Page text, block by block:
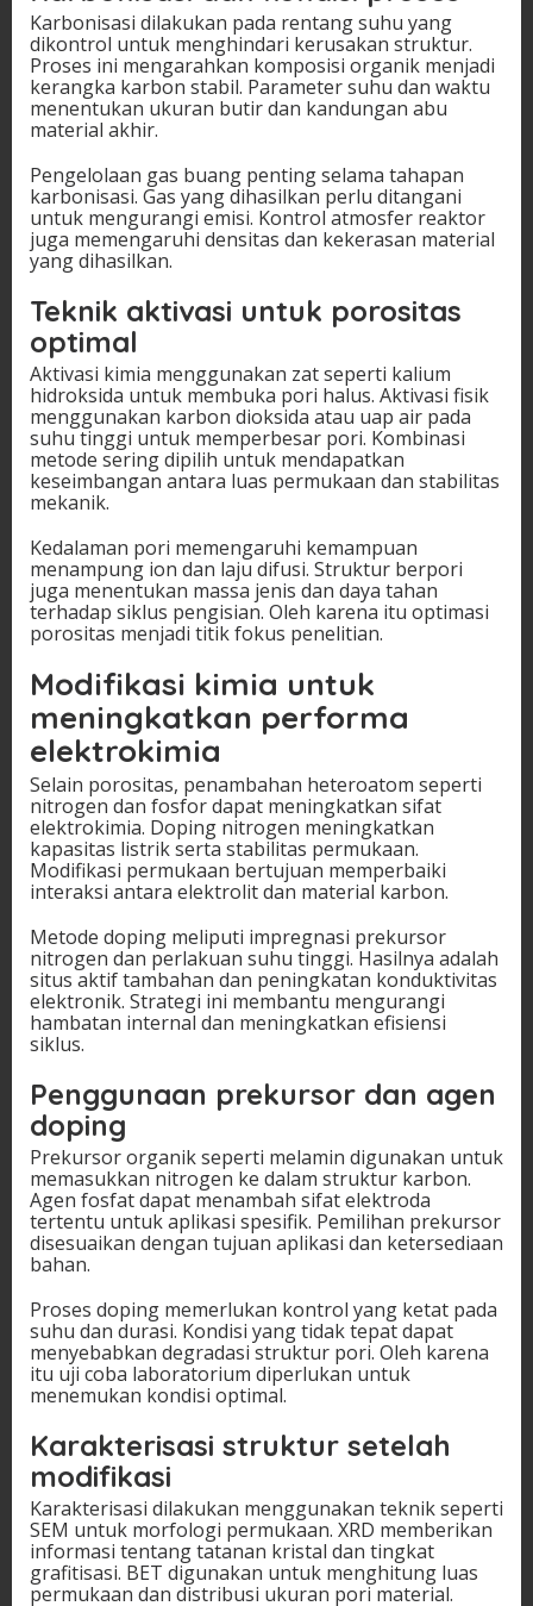
Karbonisasi dilakukan pada rentang suhu yang
dikontrol untuk menghindari kerusakan struktur.
Proses ini mengarahkan komposisi organik menjadi
kerangka karbon stabil. Parameter suhu dan waktu
menentukan ukuran butir dan kandungan abu
material akhir.
Pengelolaan gas buang penting selama tahapan
karbonisasi. Gas yang dihasilkan perlu ditangani
untuk mengurangi emisi. Kontrol atmosfer reaktor
juga memengaruhi densitas dan kekerasan material
yang dihasilkan.
Teknik aktivasi untuk porositas
optimal
Aktivasi kimia menggunakan zat seperti kalium
hidroksida untuk membuka pori halus. Aktivasi fisik
menggunakan karbon dioksida atau uap air pada
suhu tinggi untuk memperbesar pori. Kombinasi
metode sering dipilih untuk mendapatkan
keseimbangan antara luas permukaan dan stabilitas
mekanik.
Kedalaman pori memengaruhi kemampuan
menampung ion dan laju difusi. Struktur berpori
juga menentukan massa jenis dan daya tahan
terhadap siklus pengisian. Oleh karena itu optimasi
porositas menjadi titik fokus penelitian.
Modifikasi kimia untuk
meningkatkan performa
elektrokimia
Selain porositas, penambahan heteroatom seperti
nitrogen dan fosfor dapat meningkatkan sifat
elektrokimia. Doping nitrogen meningkatkan
kapasitas listrik serta stabilitas permukaan.
Modifikasi permukaan bertujuan memperbaiki
interaksi antara elektrolit dan material karbon.
Metode doping meliputi impregnasi prekursor
nitrogen dan perlakuan suhu tinggi. Hasilnya adalah
situs aktif tambahan dan peningkatan konduktivitas
elektronik. Strategi ini membantu mengurangi
hambatan internal dan meningkatkan efisiensi
siklus.
Penggunaan prekursor dan agen
doping
Prekursor organik seperti melamin digunakan untuk
memasukkan nitrogen ke dalam struktur karbon.
Agen fosfat dapat menambah sifat elektroda
tertentu untuk aplikasi spesifik. Pemilihan prekursor
disesuaikan dengan tujuan aplikasi dan ketersediaan
bahan.
Proses doping memerlukan kontrol yang ketat pada
suhu dan durasi. Kondisi yang tidak tepat dapat
menyebabkan degradasi struktur pori. Oleh karena
itu uji coba laboratorium diperlukan untuk
menemukan kondisi optimal.
Karakterisasi struktur setelah
modifikasi
Karakterisasi dilakukan menggunakan teknik seperti
SEM untuk morfologi permukaan. XRD memberikan
informasi tentang tatanan kristal dan tingkat
grafitisasi. BET digunakan untuk menghitung luas
permukaan dan distribusi ukuran pori material.